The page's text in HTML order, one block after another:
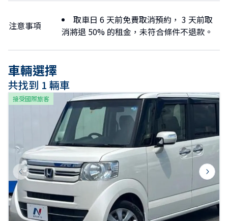
注意事項
取車日 6 天前免費取消預約， 3 天前取
消將退 50% 的租金，未符合條件不退款。
車輛選擇
共找到 1 輛車
接受國際旅客
Previous slide Next